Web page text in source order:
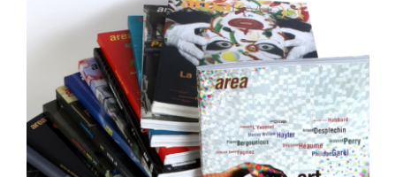
Abonnement Area revue